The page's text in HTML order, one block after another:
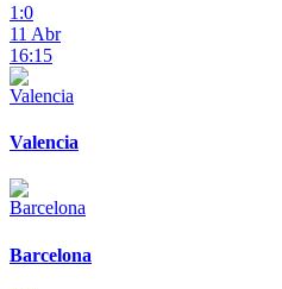
1:0
11 Abr
16:15
Valencia
Barcelona